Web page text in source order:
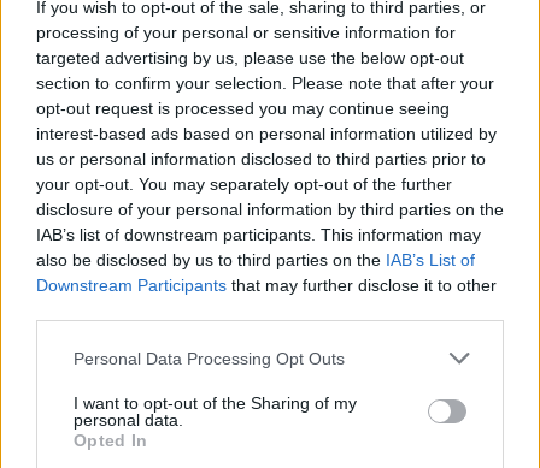
If you wish to opt-out of the sale, sharing to third parties, or
processing of your personal or sensitive information for
targeted advertising by us, please use the below opt-out
section to confirm your selection. Please note that after your
opt-out request is processed you may continue seeing
interest-based ads based on personal information utilized by
us or personal information disclosed to third parties prior to
your opt-out. You may separately opt-out of the further
disclosure of your personal information by third parties on the
IAB’s list of downstream participants. This information may
also be disclosed by us to third parties on the IAB’s List of
Downstream Participants that may further disclose it to other
Please note that this website/app uses one or more Google
not limited to your visit or usage behaviour. You may click to
grant or deny consent to Google and its third-party tags to
use your data for below specified purposes in below Google
Personal Data Processing Opt Outs
I want to opt-out of the Sharing of my
personal data.
Opted In
Pestality Máté - 2025. 12. 24.
MotoGP